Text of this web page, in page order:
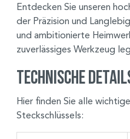
Entdecken Sie unseren
der Präzision und
und ambitionierte
zuverlässiges Werkzeug
Technische
Hier finden Sie alle
Steckschlüssels: